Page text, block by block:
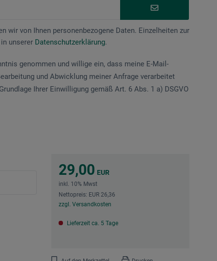
wir von Ihnen personenbezogene Daten. Einzelheiten zur
unserer Datenschutzerklärung.
genommen und willige ein, dass meine E-Mail-
und Abwicklung meiner Anfrage verarbeitet
Ihrer Einwilligung gemäß Art. 6 Abs. 1 a) DSGVO
29,00 EUR
inkl. 10% Mwst
Nettopreis: EUR 26,36
zzgl. Versandkosten
Lieferzeit ca. 5 Tage